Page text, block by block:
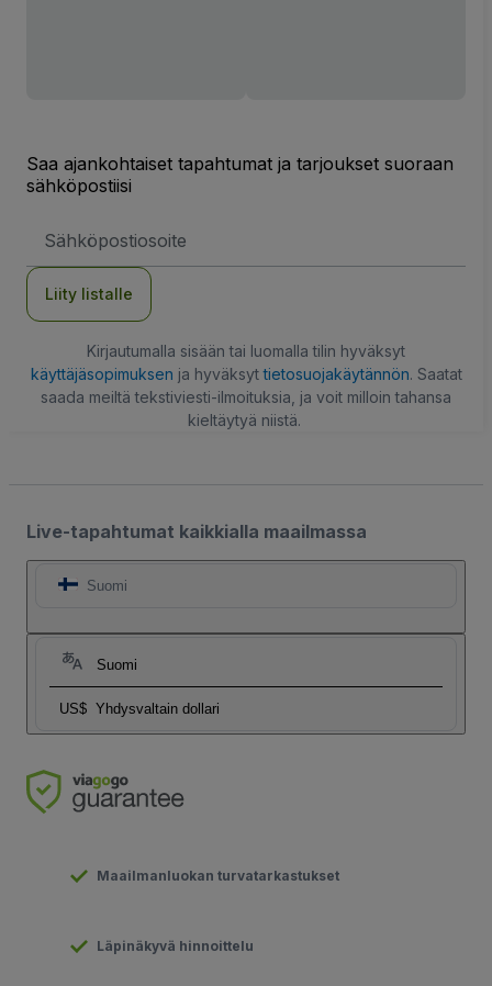
Saa ajankohtaiset tapahtumat ja tarjoukset suoraan
sähköpostiisi
Liity listalle
Kirjautumalla sisään tai luomalla tilin hyväksyt
käyttäjäsopimuksen ja hyväksyttietosuojakäytännön. Saatat
saada meiltä tekstiviesti-ilmoituksia, ja voit milloin tahansa
kieltäytyä niistä.
Live-tapahtumat kaikkialla maailmassa
Suomi
Suomi
US$ Yhdysvaltain dollari
Maailmanluokan turvatarkastukset
Läpinäkyvä hinnoittelu